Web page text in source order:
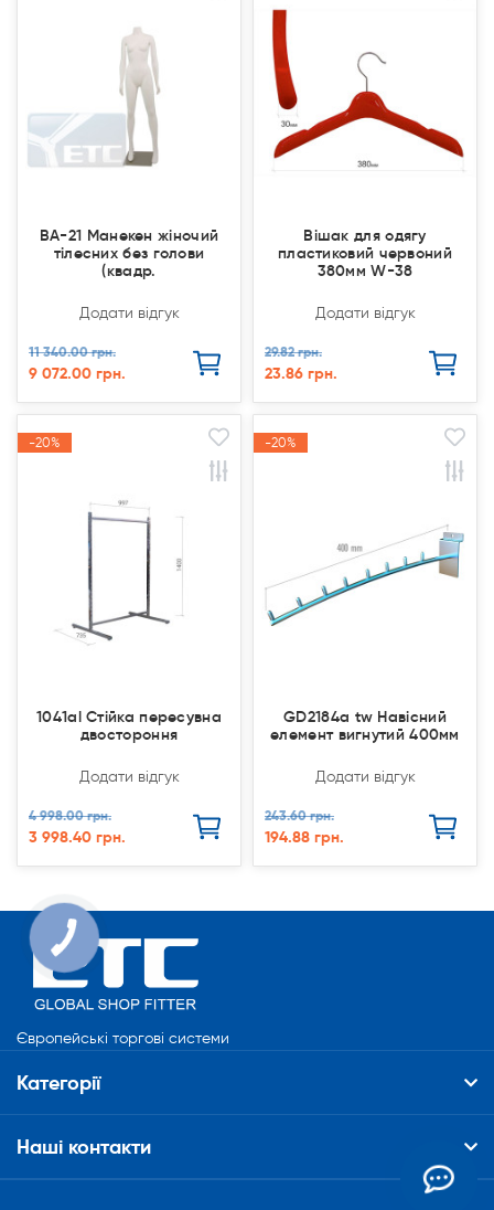
BA-21 Манекен жіночий
тілесних без голови
(квадр.
Додати відгук
11 340.00 грн.
9 072.00 грн.
Вішак для одягу
пластиковий червоний
380мм W-38
Додати відгук
29.82 грн.
23.86 грн.
-20%
-20%
1041al Стійка пересувна
двостороння
Додати відгук
4 998.00 грн.
3 998.40 грн.
-20%
-20%
GD2184а tw Навісний
елемент вигнутий 400мм
Додати відгук
243.60 грн.
194.88 грн.
Європейські торгові системи
Категорії
Наші контакти